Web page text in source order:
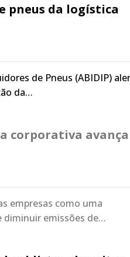
pneus da logística
de Pneus (ABIDIP)
da…
corporativa avança
empresas como uma
diminuir emissões de…